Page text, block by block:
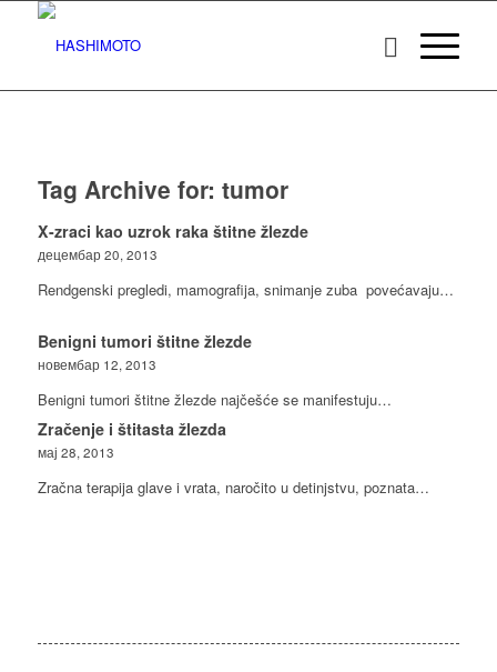
Tag Archive for: tumor
X-zraci kao uzrok raka štitne žlezde
децембар 20, 2013
Rendgenski pregledi, mamografija, snimanje zuba povećavaju…
Benigni tumori štitne žlezde
новембар 12, 2013
Benigni tumori štitne žlezde najčešće se manifestuju…
Zračenje i štitasta žlezda
мај 28, 2013
Zračna terapija glave i vrata, naročito u detinjstvu, poznata…